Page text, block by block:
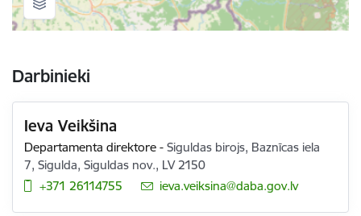
Darbinieki
Ieva Veikšina
Departamenta direktore -Siguldas birojs, Baznīcas iela
7, Sigulda, Siguldas nov., LV 2150
+371 26114755
E-pasts:
ieva.veiksina@daba.gov.lv